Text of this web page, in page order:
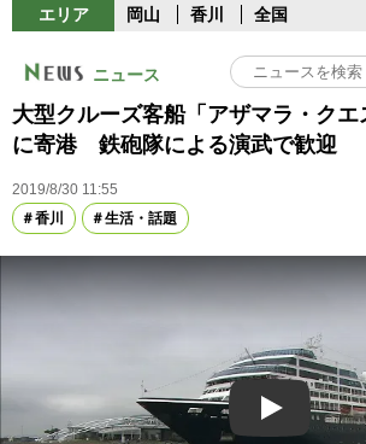
エリア 岡山 香川 全国
ニュース
大型クルーズ客船「アザマラ・ク
に寄港 鉄砲隊による演武で歓迎
2019/8/30 11:55
香川
生活・話題
Play